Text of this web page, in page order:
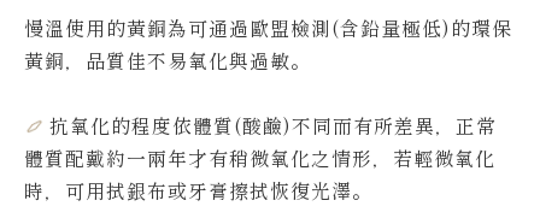
慢溫使用的黃銅為可通過歐盟檢測(含鉛量極低)的環保
黃銅，品質佳不易氧化與過敏。
抗氧化的程度依體質(酸鹼)不同而有所差異， 正常
體質配戴約一兩年才有稍微氧化之情形，若輕微氧化
時，可用拭銀布或牙膏擦拭恢復光澤。